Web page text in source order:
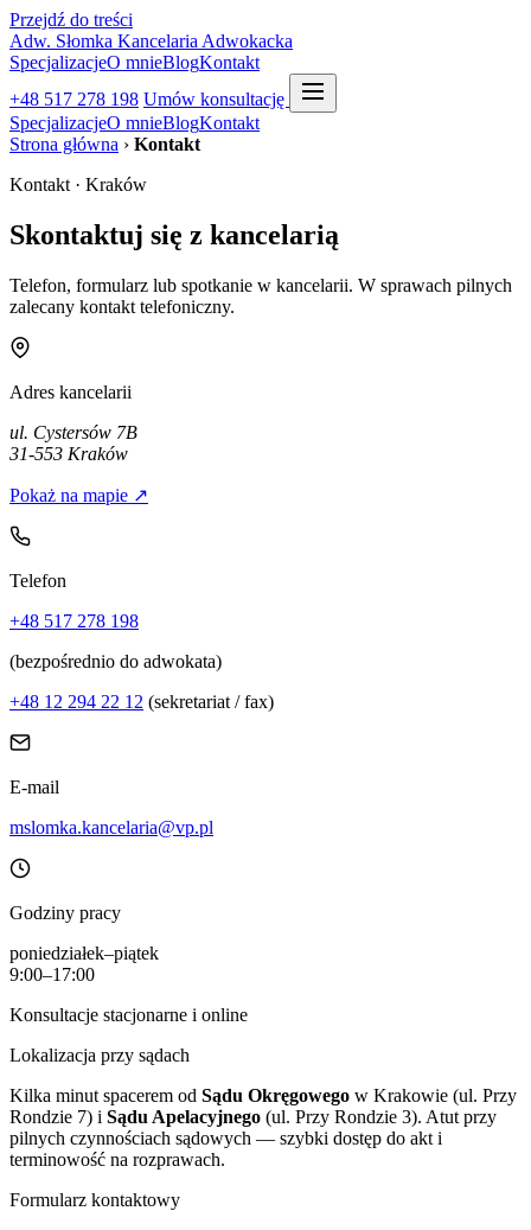
Przejdź do treści
Adw. Słomka Kancelaria Adwokacka
SpecjalizacjeO mnieBlogKontakt
+48 517 278 198 Umów konsultację
SpecjalizacjeO mnieBlogKontakt
Strona główna › Kontakt
Kontakt · Kraków
Skontaktuj się z kancelarią
Telefon, formularz lub spotkanie w kancelarii. W sprawach pilnych
zalecany kontakt telefoniczny.
Adres kancelarii
ul. Cystersów 7B
31-553 Kraków
Pokaż na mapie ↗
Telefon
+48 517 278 198
(bezpośrednio do adwokata)
+48 12 294 22 12 (sekretariat / fax)
E-mail
mslomka.kancelaria@vp.pl
Godziny pracy
poniedziałek–piątek
9:00–17:00
Konsultacje stacjonarne i online
Lokalizacja przy sądach
Kilka minut spacerem od Sądu Okręgowego w Krakowie (ul. Przy
Rondzie 7) i Sądu Apelacyjnego (ul. Przy Rondzie 3). Atut przy
pilnych czynnościach sądowych — szybki dostęp do akt i
terminowość na rozprawach.
Formularz kontaktowy